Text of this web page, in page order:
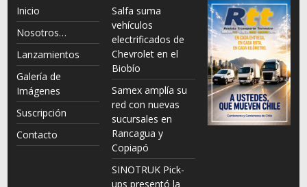
Inicio
Nosotros…
Lanzamientos
Galería de
Imágenes
Suscripción
Contacto
Salfa suma
vehículos
electrificados de
Chevrolet en el
Biobío
Samex amplía su
red con nuevas
sucursales en
Rancagua y
Copiapó
SINOTRUK Pick-
ups presentó la